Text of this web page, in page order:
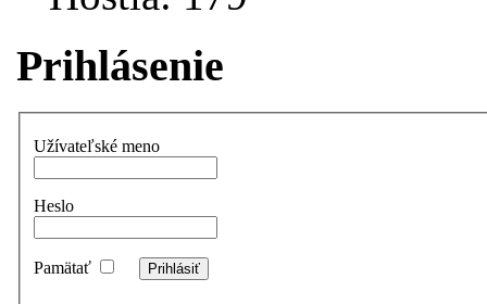
Prihlásenie
Užívateľské meno
Heslo
Pamätať